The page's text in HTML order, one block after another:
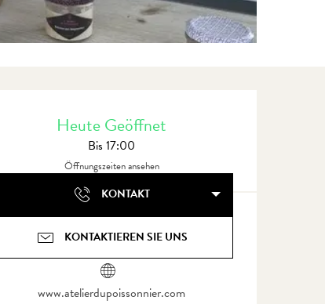
&
Heute Geöffnet
Bis 17:00
Öffnungszeiten ansehen
KONTAKT
KONTAKTIEREN SIE UNS
www.atelierdupoissonnier.com